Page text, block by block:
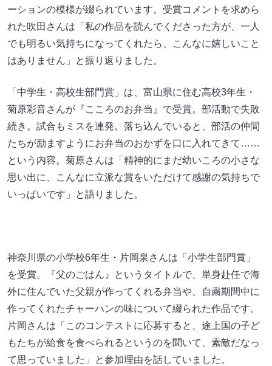
ーションの模様が綴られています。受賞コメントを求めら
れた吹田さんは「私の作品を読んでくださった方が、一人
でも明るい気持ちになってくれたら、こんなに嬉しいこと
はありません」と振り返りました。
「中学生・高校生部門賞」は、富山県に住む高校3年生・
菊原彩音さんが『こころのお弁当』で受賞。部活動で失敗
続き。試合もミスを連発。落ち込んでいると、部活の仲間
たちが励ますようにお弁当のおかずを口に入れてきて……
という内容。菊原さんは「精神的にまだ幼いころの小さな
思い出に、こんなに立派な賞をいただけて感謝の気持ちで
いっぱいです」と語りました。
神奈川県の小学校6年生・片岡泉さんは「小学生部門賞」
を受賞。『父のごはん』というタイトルで、単身赴任で海
外に住んでいた父親が作ってくれる弁当や、自粛期間中に
作ってくれたチャーハンの味について綴られた作品です。
片岡さんは「このコンテストに応募すると、途上国の子ど
もたちが給食を食べられるというのを聞いて、素敵だなっ
て思っていました」と参加理由を話していました。